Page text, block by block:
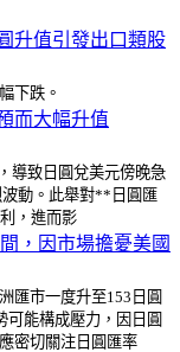
升值引發出口類股
下跌。
而大幅升值
導致日圓兌美元傍晚急
動。此舉對**日圓匯
，進而影
，因市場擔憂美國
匯市一度升至153日圓
可能構成壓力，因日圓
密切關注日圓匯率